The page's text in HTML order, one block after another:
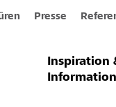
Presse
Inspiration
Information